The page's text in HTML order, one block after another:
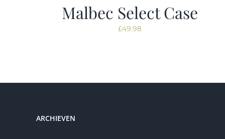
Malbec Select Case
£49.98
ARCHIEVEN